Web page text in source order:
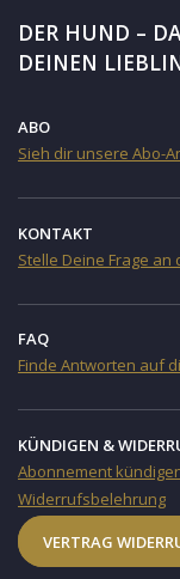
DER HUND –
DEINEN
ABO
Sieh dir unsere Abo-
KONTAKT
Stelle Deine Frage an
FAQ
Finde Antworten auf
KÜNDIGEN &
Abonnement
Widerrufsbelehrung
VERTRAG